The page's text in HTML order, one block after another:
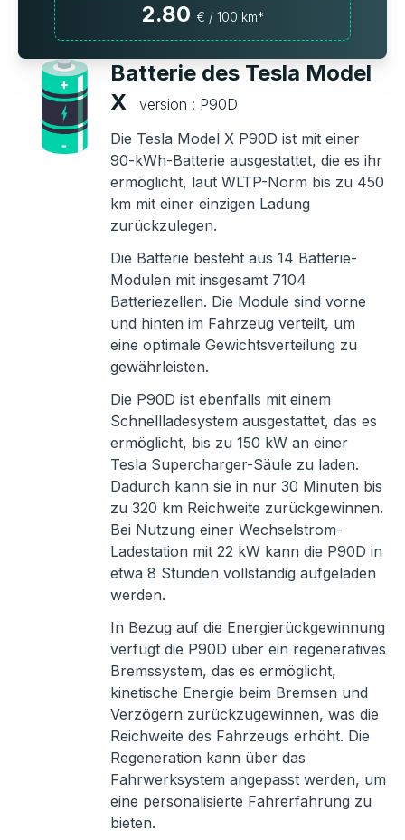
2.80 € / 100 km*
Batterie des Tesla Model
X
version : P90D
Die Tesla Model X P90D ist mit einer
90-kWh-Batterie ausgestattet, die es ihr
ermöglicht, laut WLTP-Norm bis zu 450
km mit einer einzigen Ladung
zurückzulegen.
Die Batterie besteht aus 14 Batterie-
Modulen mit insgesamt 7104
Batteriezellen. Die Module sind vorne
und hinten im Fahrzeug verteilt, um
eine optimale Gewichtsverteilung zu
gewährleisten.
Die P90D ist ebenfalls mit einem
Schnellladesystem ausgestattet, das es
ermöglicht, bis zu 150 kW an einer
Tesla Supercharger-Säule zu laden.
Dadurch kann sie in nur 30 Minuten bis
zu 320 km Reichweite zurückgewinnen.
Bei Nutzung einer Wechselstrom-
Ladestation mit 22 kW kann die P90D in
etwa 8 Stunden vollständig aufgeladen
werden.
In Bezug auf die Energierückgewinnung
verfügt die P90D über ein regeneratives
Bremssystem, das es ermöglicht,
kinetische Energie beim Bremsen und
Verzögern zurückzugewinnen, was die
Reichweite des Fahrzeugs erhöht. Die
Regeneration kann über das
Fahrwerksystem angepasst werden, um
eine personalisierte Fahrerfahrung zu
bieten.